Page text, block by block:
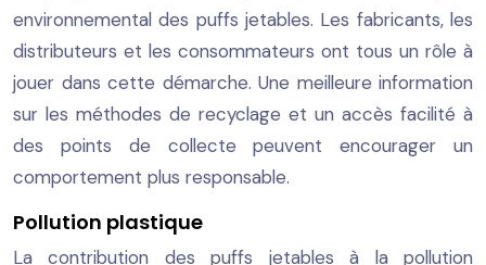
environnemental des puffs jetables. Les fabricants, les
distributeurs et les consommateurs ont tous un rôle à
jouer dans cette démarche. Une meilleure information
sur les méthodes de recyclage et un accès facilité à
des points de collecte peuvent encourager un
comportement plus responsable.
Pollution plastique
La contribution des puffs jetables à la pollution